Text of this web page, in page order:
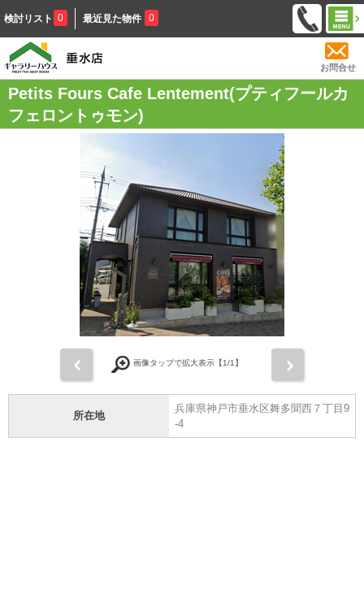
検討リスト 0 最近見た物件 0
お問合せ
Petits Fours Cafe Lentement(プティフールカ
フェロントゥモン)
画像タップで拡大表示【1/1】
所在地
兵庫県神戸市垂水区舞多聞西７丁目9
-4